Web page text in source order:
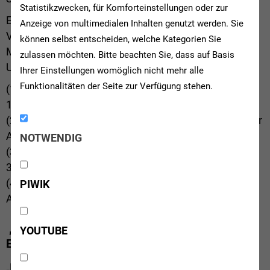
Es haben 1.149 Vereine, die sich per
Vereinskennziffer verifizieren mussten und somit
Mehrfachstimmen ausgeschlossen waren, an der
Umfrage teilgenommen – das Meinungsbild:
(1) Saisonfortsetzung (falls möglich) ab September:
133 (11,6 %)
(2) Abbruch und aktuellen Tabellenstand werten (nur
Aufsteiger): 278 (24,2 %)
(3) Abbruch und Hinrunde werten (nur Aufsteiger):
345 (30 %)
(4) Abbruch und Saison annullieren (keine Auf- und
Absteiger): 393 (34,2 %)
„Es gibt noch keinen Stichtag für finale
Entscheidung“
„Das Ergebnis der Befragung ist eindeutig. Die
Statistikzwecken, für Komforteinstellungen oder zur
Anzeige von multimedialen Inhalten genutzt werden. Sie
können selbst entscheiden, welche Kategorien Sie
zulassen möchten. Bitte beachten Sie, dass auf Basis
Ihrer Einstellungen womöglich nicht mehr alle
Funktionalitäten der Seite zur Verfügung stehen.
NOTWENDIG
PIWIK
YOUTUBE